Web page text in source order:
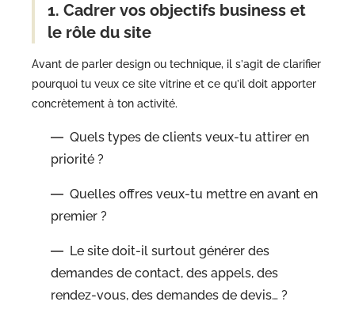
1. Cadrer vos objectifs business et
le rôle du site
Avant de parler design ou technique, il s’agit de clarifier
pourquoi tu veux ce site vitrine et ce qu’il doit apporter
concrètement à ton activité.
Quels types de clients veux-tu attirer en
priorité ?
Quelles offres veux-tu mettre en avant en
premier ?
Le site doit-il surtout générer des
demandes de contact, des appels, des
rendez-vous, des demandes de devis… ?